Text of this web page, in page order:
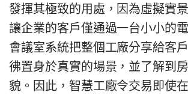
發揮其極致的用處，因為虛擬實
讓企業的客戶僅通過一台小小的
會議室系統把整個工廠分享給客
彿置身於真實的場景，並了解到
貌。因此，智慧工廠令交易即使